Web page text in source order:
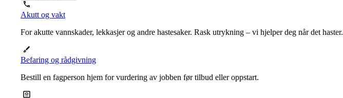
Akutt og vakt
For akutte vannskader, lekkasjer og andre hastesaker. Rask utrykning – vi hjelper deg når det haster.
Befaring og rådgivning
Bestill en fagperson hjem for vurdering av jobben før tilbud eller oppstart.